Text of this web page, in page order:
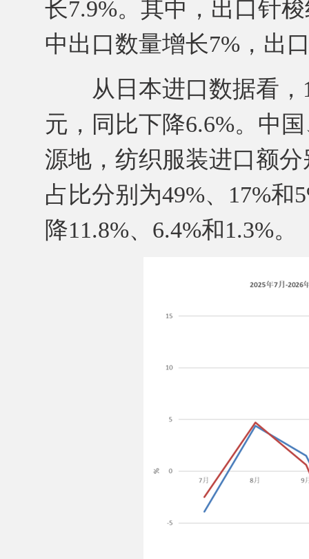
长7.9%。其中，出口针
中出口数量增长7%，出
从日本进口数据看，1
元，同比下降6.6%。中
源地，纺织服装进口额
占比分别为49%、17%
降11.8%、6.4%和1.3%。